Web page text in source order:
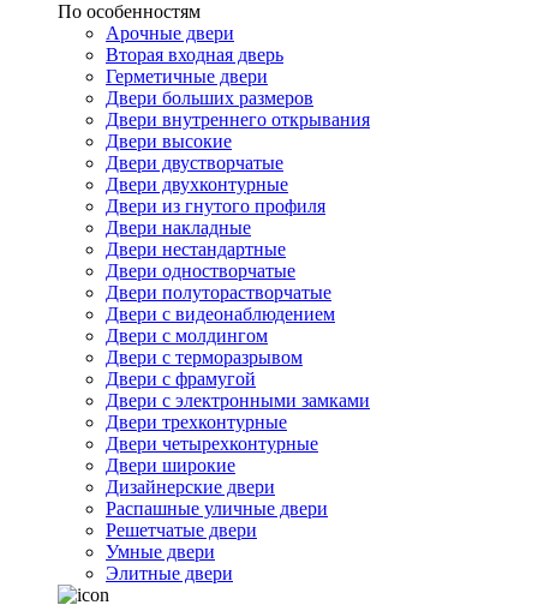
По особенностям
Арочные двери
Вторая входная дверь
Герметичные двери
Двери больших размеров
Двери внутреннего открывания
Двери высокие
Двери двустворчатые
Двери двухконтурные
Двери из гнутого профиля
Двери накладные
Двери нестандартные
Двери одностворчатые
Двери полуторастворчатые
Двери с видеонаблюдением
Двери с молдингом
Двери с терморазрывом
Двери с фрамугой
Двери с электронными замками
Двери трехконтурные
Двери четырехконтурные
Двери широкие
Дизайнерские двери
Распашные уличные двери
Решетчатые двери
Умные двери
Элитные двери